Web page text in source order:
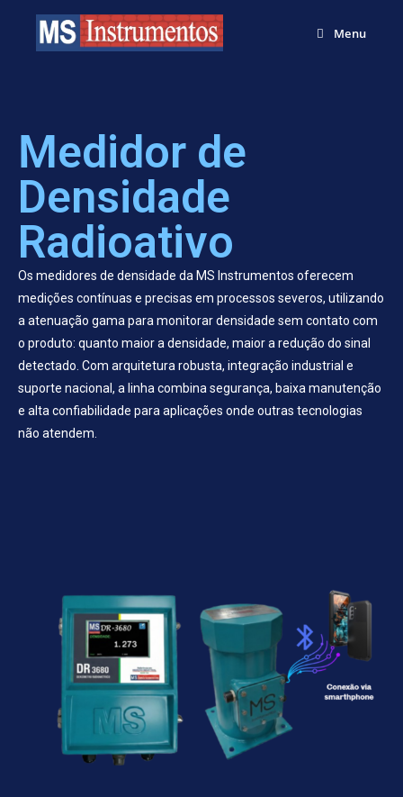
Menu
Medidor de
Densidade
Radioativo
Os medidores de densidade da MS Instrumentos oferecem
medições contínuas e precisas em processos severos, utilizando
a atenuação gama para monitorar densidade sem contato com
o produto: quanto maior a densidade, maior a redução do sinal
detectado. Com arquitetura robusta, integração industrial e
suporte nacional, a linha combina segurança, baixa manutenção
e alta confiabilidade para aplicações onde outras tecnologias
não atendem.